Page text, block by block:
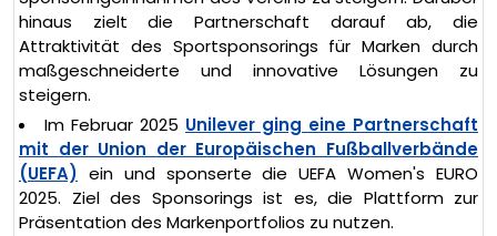
hinaus zielt die Partnerschaft darauf ab, die
Attraktivität des Sportsponsorings für Marken durch
maßgeschneiderte und innovative Lösungen zu
steigern.
Im Februar 2025 Unilever ging eine Partnerschaft
mit der Union der Europäischen Fußballverbände
(UEFA) ein und sponserte die UEFA Women's EURO
2025. Ziel des Sponsorings ist es, die Plattform zur
Präsentation des Markenportfolios zu nutzen.